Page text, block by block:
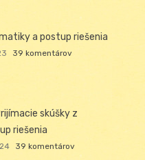
a postup riešenia
39 komentárov
skúšky z
riešenia
39 komentárov